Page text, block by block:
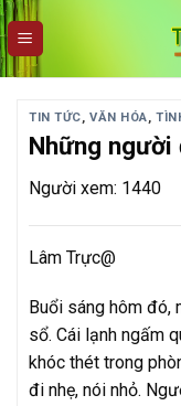
Skip
to
content
TIN TỨC,VĂN HÓA,
Những người
Người xem: 1440
Lâm Trực@
Buổi sáng hôm đó,
sổ. Cái lạnh ngấm
khóc thét trong
đi nhẹ, nói nhỏ.